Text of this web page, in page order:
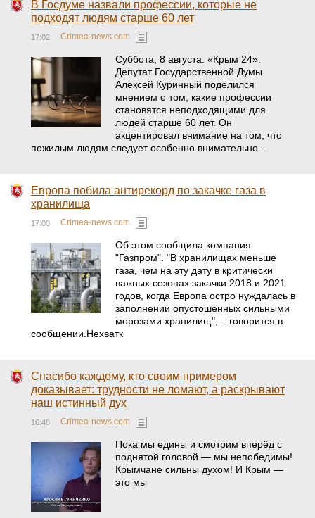
В Госдуме назвали профессии, которые не
подходят людям старше 60 лет
17:02 Crimea-news.com
Суббота, 8 августа. «Крым 24».
Депутат Государственной Думы
Алексей Куринный поделился
мнением о том, какие профессии
становятся неподходящими для
людей старше 60 лет. Он
акцентировал внимание на том, что
пожилым людям следует особенно внимательно...
Европа побила антирекорд по закачке газа в
хранилища
17:00 Crimea-news.com
Об этом сообщила компания
"Газпром". "В хранилищах меньше
газа, чем на эту дату в критически
важных сезонах закачки 2018 и 2021
годов, когда Европа остро нуждалась в
заполнении опустошенных сильными
морозами хранилищ", – говорится в
сообщении.Нехватк
Спасибо каждому, кто своим примером
доказывает: трудности не ломают, а раскрывают
наш истинный дух
16:48 Crimea-news.com
Пока мы едины и смотрим вперёд с
поднятой головой — мы непобедимы!
Крымчане сильны духом! И Крым —
это мы